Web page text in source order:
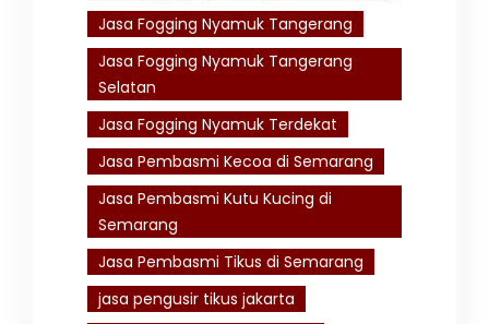
Jasa Fogging Nyamuk Tangerang
Jasa Fogging Nyamuk Tangerang
Selatan
Jasa Fogging Nyamuk Terdekat
Jasa Pembasmi Kecoa di Semarang
Jasa Pembasmi Kutu Kucing di
Semarang
Jasa Pembasmi Tikus di Semarang
jasa pengusir tikus jakarta